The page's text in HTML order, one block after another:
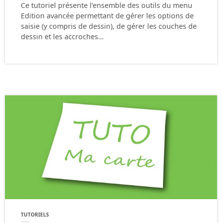
Ce tutoriel présente l’ensemble des outils du menu
Edition avancée permettant de gérer les options de
saisie (y compris de dessin), de gérer les couches de
dessin et les accroches…
TUTORIELS